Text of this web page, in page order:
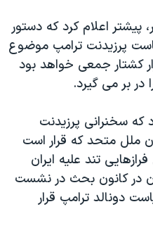
پیشتر اعلام کرد که دستور
پرزیدنت ترامپ موضوع
کشتار جمعی خواهد بود
بر می گیرد.
که سخنرانی پرزیدنت
ملل متحد که قرار است
تند علیه ایران
در کانون بحث در نشست
دونالد ترامپ قرار